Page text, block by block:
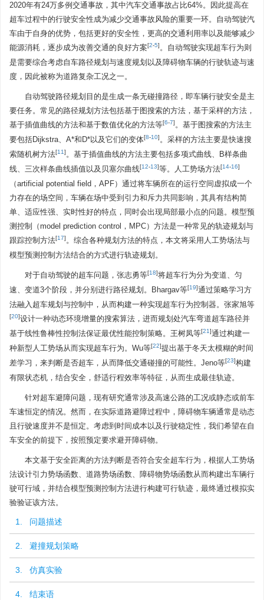
2020年有24万多例交通事故，其中汽车交通事故占比64%。因此提高在
超车过程中的行驶安全性成为减少交通事故风险的重要一环。自动驾驶汽
车由于自身的优势，包括更好的安全性，更高的交通利用率以及能够减少
能源消耗，逐步成为改善交通的良好方案[2-5]。自动驾驶实现超车行为则
是需要综合考虑自车路径规划与速度规划以及障碍物车辆的行驶轨迹与速
度，因此被称为道路复杂工况之一。
自动驾驶路径规划目的是生成一条无碰撞路径，即车辆行驶安全是主
要任务。常见的路径规划方法包括基于图搜索的方法，基于采样的方法，
基于插值曲线的方法和基于数值优化的方法等[6-7]。基于图搜索的方法主
要包括Dijkstra、A*和D*以及它们的变体[8-10]。采样的方法主要是快速搜
索随机树方法[11]。基于插值曲线的方法主要包括多项式曲线、B样条曲
线、三次样条曲线插值以及贝塞尔曲线[12-13]等。人工势场方法[14-16]
（artificial potential field，APF）通过将车辆所在的运行空间虚拟成一个
力存在的场空间，车辆在场中受到引力和斥力共同影响，其具有结构简
单、适应性强、实时性好的特点，同时会出现局部最小点的问题。模型预
测控制（model prediction control，MPC）方法是一种常见的轨迹规划与
跟踪控制方法[17]。综合各种规划方法的特点，本文将采用人工势场法与
模型预测控制方法结合的方式进行轨迹规划。
对于自动驾驶的超车问题，张志勇等[18]将超车行为分为变道、匀
速、变道3个阶段，并分别进行路径规划。Bhargav等[19]通过策略学习方
法融入超车规划与控制中，从而构建一种实现超车行为控制器。张家旭等
[20]设计一种动态环境增量的搜索算法，进而规划处汽车弯道超车路径并
基于线性鲁棒性控制法保证最优性能控制策略。王树凤等[21]通过构建一
种新型人工势场从而实现超车行为。Wu等[22]提出基于冬天太模糊的时间
差学习，来判断是否超车，从而降低交通碰撞的可能性。Jeno等[23]构建
有限状态机，结合安全，舒适行程效率等特征，从而生成最佳轨迹。
针对超车避障问题，现有研究通常涉及高速公路的工况或静态或前车
车速恒定的情况。然而，在实际道路避障过程中，障碍物车辆通常是动态
且行驶速度并不是恒定。考虑到时间成本以及行驶稳定性，我们希望在自
车安全的前提下，按照预定要求避开障碍物。
本文基于安全距离的方法判断是否符合安全超车行为，根据人工势场
法设计引力势场函数、道路势场函数、障碍物势场函数从而构建出车辆行
驶可行域，并结合模型预测控制方法进行构建可行轨迹，最终通过模拟实
验验证该方法。
1. 问题描述
2. 避撞规划策略
3. 仿真实验
4. 结束语